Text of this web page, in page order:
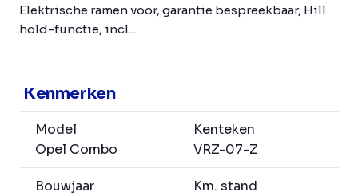
Elektrische ramen voor, garantie bespreekbaar, Hill
hold-functie, incl...
Kenmerken
Model
Opel Combo
Kenteken
VRZ-07-Z
Bouwjaar
Km. stand